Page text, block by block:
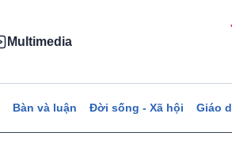
Multimedia
Bàn và luận Đời sống - Xã hội Giáo